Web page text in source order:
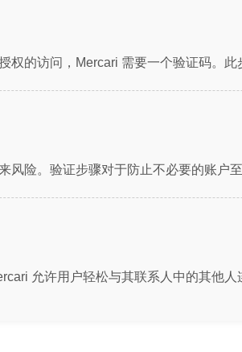
权的访问，Mercari 需要一个验证码。此
风险。验证步骤对于防止不必要的账户至
允许用户轻松与其联系人中的其他人